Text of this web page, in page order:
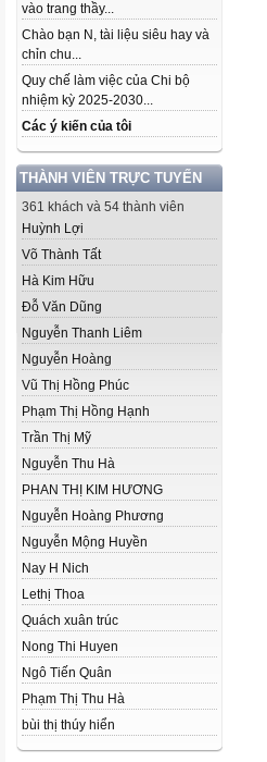
vào trang thầy...
Chào bạn N, tài liệu siêu hay và
chỉn chu...
Quy chế làm việc của Chi bộ
nhiệm kỳ 2025-2030...
Các ý kiến của tôi
THÀNH VIÊN TRỰC TUYẾN
361 khách và 54 thành viên
Huỳnh Lợi
Võ Thành Tất
Hà Kim Hữu
Đỗ Văn Dũng
Nguyễn Thanh Liêm
Nguyễn Hoàng
Vũ Thị Hồng Phúc
Phạm Thị Hồng Hạnh
Trần Thị Mỹ
Nguyễn Thu Hà
PHAN THỊ KIM HƯƠNG
Nguyễn Hoàng Phương
Nguyễn Mộng Huyền
Nay H Nich
Lethị Thoa
Quách xuân trúc
Nong Thi Huyen
Ngô Tiến Quân
Phạm Thị Thu Hà
bùi thị thúy hiển